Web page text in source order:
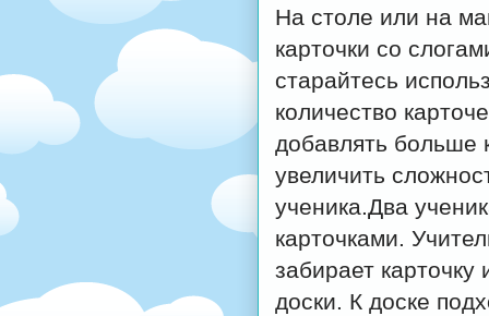
На столе или на
карточки со
старайтесь
количество
добавлять больше
увеличить
ученика.Два
карточками.
забирает
доски. К доске